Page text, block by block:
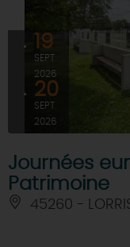
19
SEPT
2026
20
SEPT
2026
Journées
Patrimoine
45260 -